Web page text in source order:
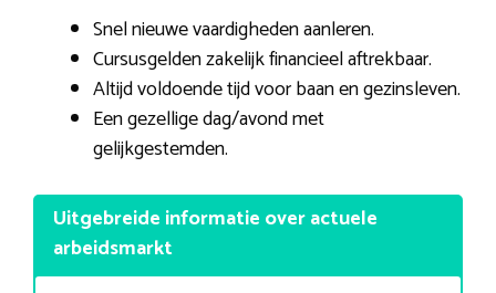
Snel nieuwe vaardigheden aanleren.
Cursusgelden zakelijk financieel aftrekbaar.
Altijd voldoende tijd voor baan en gezinsleven.
Een gezellige dag/avond met
gelijkgestemden.
Uitgebreide informatie over actuele
arbeidsmarkt